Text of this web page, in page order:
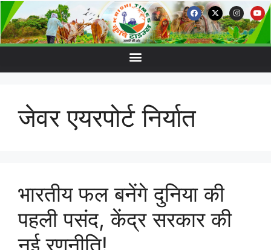
जेवर एयरपोर्ट निर्यात
भारतीय फल बनेंगे दुनिया की
पहली पसंद, केंद्र सरकार की
नई रणनीति!